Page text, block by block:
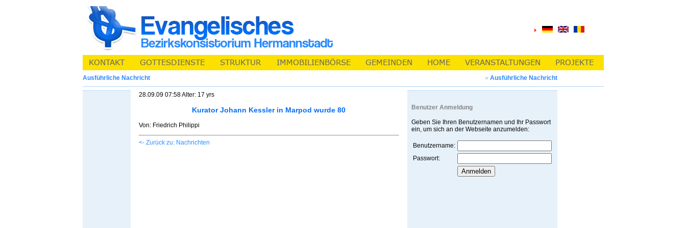
Ausführliche Nachricht » Ausführliche Nachricht
28.09.09 07:58 Alter: 17 yrs
Kurator Johann Kessler in Marpod wurde 80
Von: Friedrich Philippi
<- Zurück zu: Nachrichten
Benutzer Anmeldung
Geben Sie Ihren Benutzernamen und Ihr Passwort
ein, um sich an der Webseite anzumelden:
Benutzername:
Passwort: